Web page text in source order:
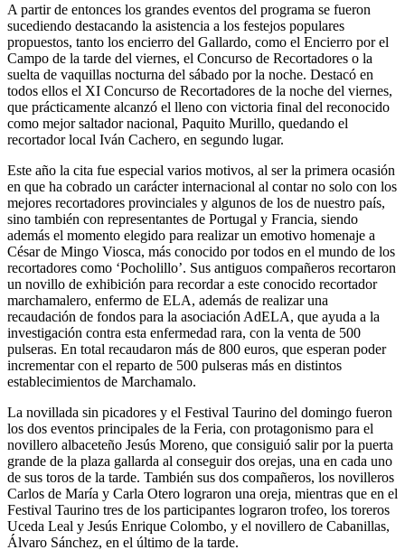
A partir de entonces los grandes eventos del programa se fueron
sucediendo destacando la asistencia a los festejos populares
propuestos, tanto los encierro del Gallardo, como el Encierro por el
Campo de la tarde del viernes, el Concurso de Recortadores o la
suelta de vaquillas nocturna del sábado por la noche. Destacó en
todos ellos el XI Concurso de Recortadores de la noche del viernes,
que prácticamente alcanzó el lleno con victoria final del reconocido
como mejor saltador nacional, Paquito Murillo, quedando el
recortador local Iván Cachero, en segundo lugar.
Este año la cita fue especial varios motivos, al ser la primera ocasión
en que ha cobrado un carácter internacional al contar no solo con los
mejores recortadores provinciales y algunos de los de nuestro país,
sino también con representantes de Portugal y Francia, siendo
además el momento elegido para realizar un emotivo homenaje a
César de Mingo Viosca, más conocido por todos en el mundo de los
recortadores como ‘Pocholillo’. Sus antiguos compañeros recortaron
un novillo de exhibición para recordar a este conocido recortador
marchamalero, enfermo de ELA, además de realizar una
recaudación de fondos para la asociación AdELA, que ayuda a la
investigación contra esta enfermedad rara, con la venta de 500
pulseras. En total recaudaron más de 800 euros, que esperan poder
incrementar con el reparto de 500 pulseras más en distintos
establecimientos de Marchamalo.
La novillada sin picadores y el Festival Taurino del domingo fueron
los dos eventos principales de la Feria, con protagonismo para el
novillero albaceteño Jesús Moreno, que consiguió salir por la puerta
grande de la plaza gallarda al conseguir dos orejas, una en cada uno
de sus toros de la tarde. También sus dos compañeros, los novilleros
Carlos de María y Carla Otero lograron una oreja, mientras que en el
Festival Taurino tres de los participantes lograron trofeo, los toreros
Uceda Leal y Jesús Enrique Colombo, y el novillero de Cabanillas,
Álvaro Sánchez, en el último de la tarde.